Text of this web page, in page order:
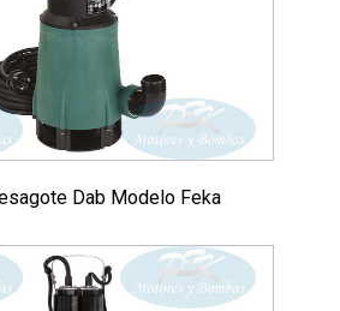
Dab Modelo Feka